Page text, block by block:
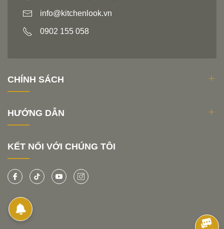
info@kitchenlook.vn
0902 155 058
CHÍNH SÁCH
HƯỚNG DẪN
KẾT NỐI VỚI CHÚNG TÔI